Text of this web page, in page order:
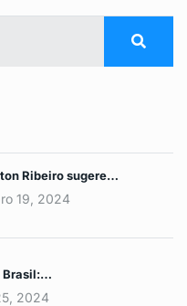
Ribeiro sugere…
19, 2024
Brasil:…
2024